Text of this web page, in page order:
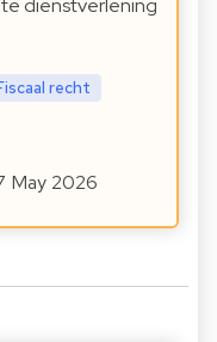
dienstverlening
recht
May 2026